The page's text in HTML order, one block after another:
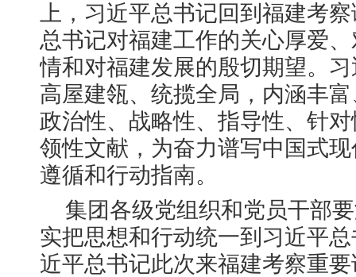
上，习近平总书记回到福建考
总书记对福建工作的关心厚爱
情和对福建发展的殷切期望。
高屋建瓴、统揽全局，内涵丰
政治性、战略性、指导性、针
领性文献，为奋力谱写中国式
遵循和行动指南。
集团各级党组织和党员干部
实把思想和行动统一到习近平
近平总书记此次来福建考察重